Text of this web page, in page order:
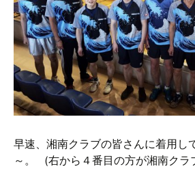
早速、湘南クラブの皆さんに着用し
～。 (右から４番目の方が湘南クラ